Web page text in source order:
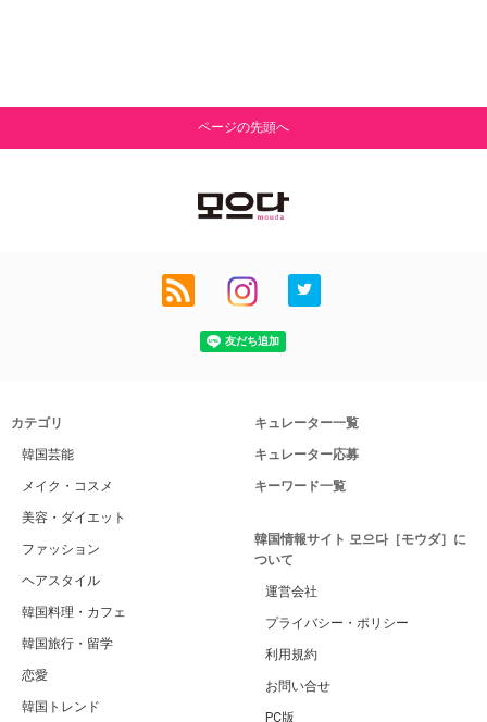
ページの先頭へ
カテゴリ
韓国芸能
メイク・コスメ
美容・ダイエット
ファッション
ヘアスタイル
韓国料理・カフェ
韓国旅行・留学
恋愛
韓国トレンド
キュレーター一覧
キュレーター応募
キーワード一覧
韓国情報サイト 모으다［モウダ］に
ついて
運営会社
プライバシー・ポリシー
利用規約
お問い合せ
PC版